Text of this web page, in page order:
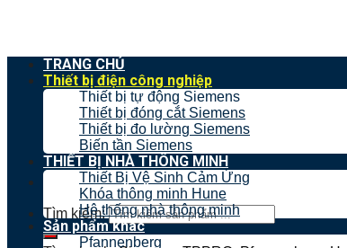
Tìm kiếm:
TRANG CHỦ
Thiết bị điện công nghiệp
Thiết bị tự động Siemens
Thiết bị đóng cắt Siemens
Thiết bị đo lường Siemens
Biến tần Siemens
THIẾT BỊ NHÀ THÔNG MINH
Thiết Bị Vệ Sinh Cảm Ứng
Khóa thông minh Hune
Hệ thống nhà thông minh
Sản phẩm khác
Pfannenberg